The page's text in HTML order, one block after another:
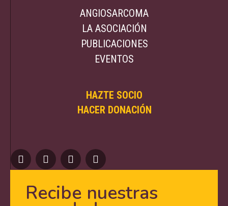
ANGIOSARCOMA
LA ASOCIACIÓN
PUBLICACIONES
EVENTOS
HAZTE SOCIO
HACER DONACIÓN
Recibe nuestras